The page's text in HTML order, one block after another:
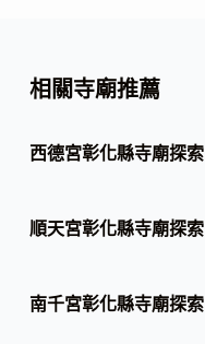
相關寺廟推薦
西德宮彰化縣寺廟探索
順天宮彰化縣寺廟探索
南千宮彰化縣寺廟探索